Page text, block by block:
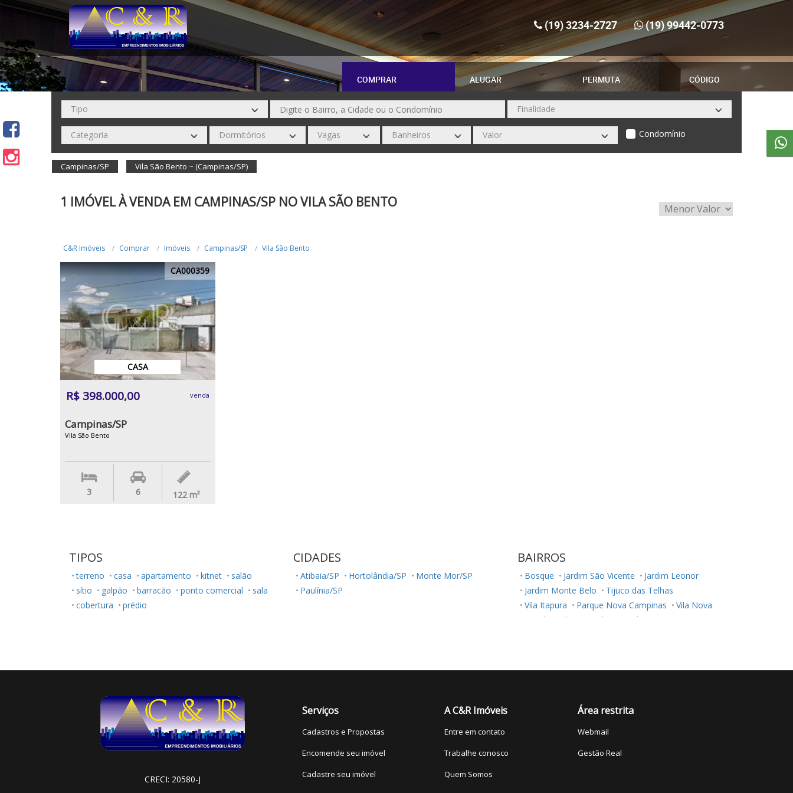
(19) 99442-0773
(19) 3234-2727
COMPRAR ALUGAR PERMUTA CÓDIGO
Condomínio
Campinas/SP Vila São Bento ~ (Campinas/SP)
1 IMÓVEL À VENDA EM CAMPINAS/SP NO VILA SÃO BENTO
C&R Imóveis Comprar Imóveis Campinas/SP Vila São Bento
CA000359
CASA
R$ 398.000,00 venda
Campinas/SP
Vila São Bento
3 6 122 m²
TIPOS
terreno casa apartamento kitnet
salão
sítio
galpão barracão ponto comercial
sala
cobertura
prédio
CIDADES
Atibaia/SP Hortolândia/SP
Monte Mor/SP
Paulínia/SP
BAIRROS
Bosque Jardim São Vicente
Jardim Leonor
Jardim Monte Belo
Tijuco das Telhas
Vila Itapura
Parque Nova Campinas
Vila Nova
Residencial Parque da Fazenda
Jardim Professora Tarcília
Jardim Guarani
Jardim Ibirapuera
Parque Rural Fazenda Santa Cândida
CRECI: 20580-J
Serviços
Cadastros e Propostas
Encomende seu imóvel
Cadastre seu imóvel
A C&R Imóveis
Entre em contato
Trabalhe conosco
Quem Somos
Área restrita
Webmail
Gestão Real